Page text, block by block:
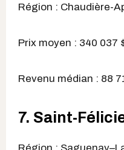
Région : Chaudière-
Prix moyen : 340 037
Revenu médian : 88
7. Saint-
Région :